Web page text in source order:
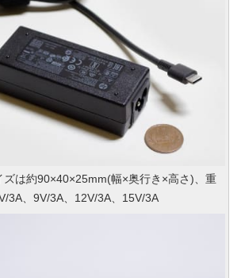
ズは約90×40×25mm(幅×奥行き×高さ)、重
3A、9V/3A、12V/3A、15V/3A